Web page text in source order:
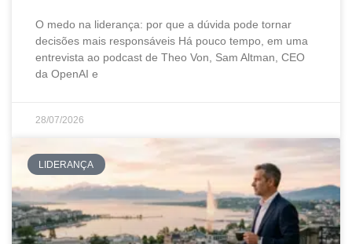
O medo na liderança: por que a dúvida pode tornar
decisões mais responsáveis Há pouco tempo, em uma
entrevista ao podcast de Theo Von, Sam Altman, CEO
da OpenAI e
28/07/2026
LIDERANÇA